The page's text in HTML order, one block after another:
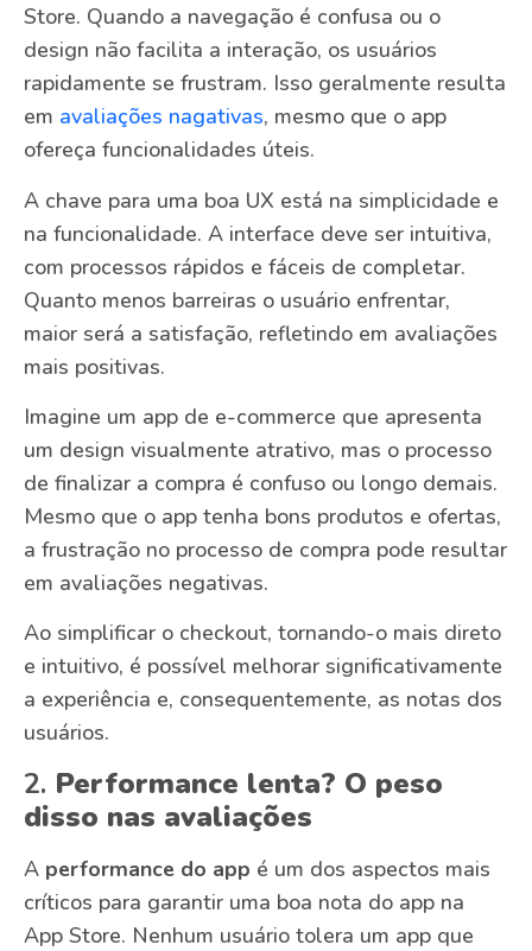
Store. Quando a navegação é confusa ou o
design não facilita a interação, os usuários
rapidamente se frustram. Isso geralmente resulta
em avaliações nagativas, mesmo que o app
ofereça funcionalidades úteis.
A chave para uma boa UX está na simplicidade e
na funcionalidade. A interface deve ser intuitiva,
com processos rápidos e fáceis de completar.
Quanto menos barreiras o usuário enfrentar,
maior será a satisfação, refletindo em avaliações
mais positivas.
Imagine um app de e-commerce que apresenta
um design visualmente atrativo, mas o processo
de finalizar a compra é confuso ou longo demais.
Mesmo que o app tenha bons produtos e ofertas,
a frustração no processo de compra pode resultar
em avaliações negativas.
Ao simplificar o checkout, tornando-o mais direto
e intuitivo, é possível melhorar significativamente
a experiência e, consequentemente, as notas dos
usuários.
2. Performance lenta? O peso
disso nas avaliações
A performance do app é um dos aspectos mais
críticos para garantir uma boa nota do app na
App Store. Nenhum usuário tolera um app que